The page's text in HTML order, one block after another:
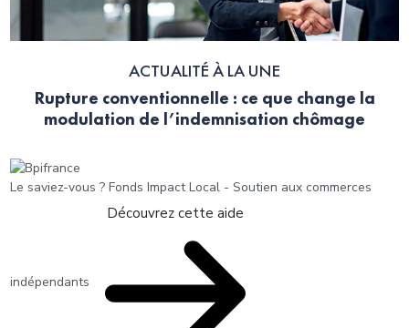
ACTUALITÉ À LA UNE
Rupture conventionnelle : ce que change la
modulation de l’indemnisation chômage
Le saviez-vous ?Fonds Impact Local - Soutien aux commerces
indépendants
Découvrez cette aide